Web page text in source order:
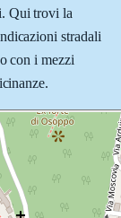
Qui trovi la
stradali
con i mezzi